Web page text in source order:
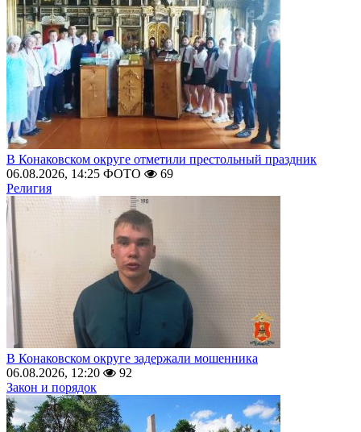
В Конаковском округе отметили престольный праздник
06.08.2026, 14:25 ФОТО
69
Религия
В Конаковском округе задержали мошенника
06.08.2026, 12:20
92
Закон и порядок